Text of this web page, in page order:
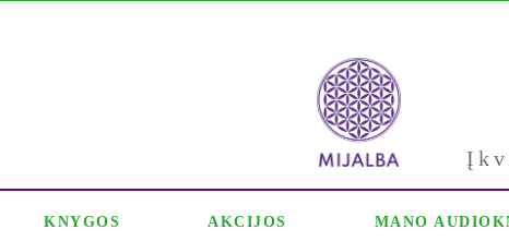
KNYGOS AKCIJOS MANO